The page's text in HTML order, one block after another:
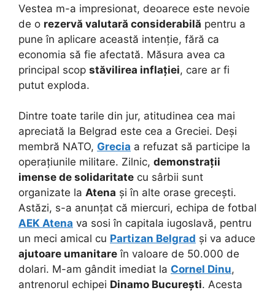
Vestea m-a impresionat, deoarece este nevoie
de o rezervă valutară considerabilă pentru a
pune în aplicare această intenție, fără ca
economia să fie afectată. Măsura avea ca
principal scop stăvilirea inflației, care ar fi
putut exploda.
Dintre toate tarile din jur, atitudinea cea mai
apreciată la Belgrad este cea a Greciei. Deși
membră NATO, Grecia a refuzat să participe la
operațiunile militare. Zilnic, demonstrații
imense de solidaritate cu sârbii sunt
organizate la Atena și în alte orase grecești.
Astăzi, s-a anunțat că miercuri, echipa de fotbal
AEK Atena va sosi în capitala iugoslavă, pentru
un meci amical cu Partizan Belgrad și va aduce
ajutoare umanitare în valoare de 50.000 de
dolari. M-am gândit imediat la Cornel Dinu,
antrenorul echipei Dinamo București. Acesta